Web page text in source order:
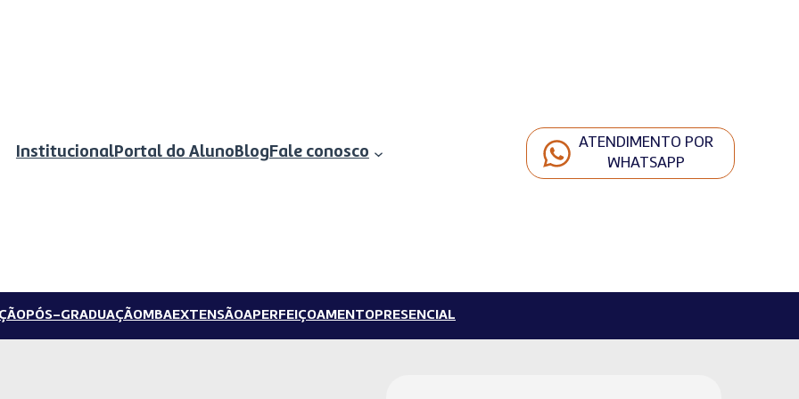
InstitucionalPortal do AlunoBlogFale conosco
ATENDIMENTO POR
WHATSAPP
PÓS-GRADUAÇÃOMBAEXTENSÃOAPERFEIÇOAMENTOPRESENCIAL